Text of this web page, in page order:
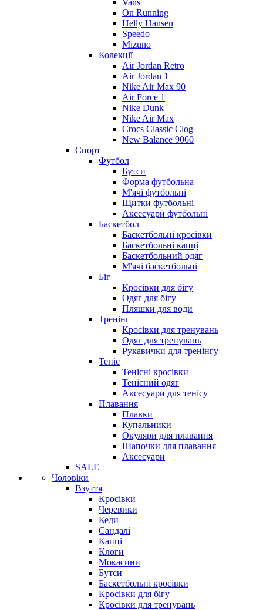
On Running
Helly Hansen
Speedo
Mizuno
Колекції
Air Jordan Retro
Air Jordan 1
Nike Air Max 90
Air Force 1
Nike Dunk
Nike Air Max
Crocs Classic Clog
New Balance 9060
Спорт
Футбол
Бутси
Форма футбольна
М'ячі футбольні
Щитки футбольні
Аксесуари футбольні
Баскетбол
Баскетбольні кросівки
Баскетбольні капці
Баскетбольний одяг
М'ячі баскетбольні
Біг
Кросівки для бігу
Одяг для бігу
Пляшки для води
Тренінг
Кросівки для тренувань
Одяг для тренувань
Рукавички для тренінгу
Теніс
Тенісні кросівки
Тенісний одяг
Аксесуари для тенісу
Плавання
Плавки
Купальники
Окуляри для плавання
Шапочки для плавання
Аксесуари
SALE
Чоловіки
Взуття
Кросівки
Черевики
Кеди
Сандалі
Капці
Клоги
Мокасини
Бутси
Баскетбольні кросівки
Кросівки для бігу
Кросівки для тренувань